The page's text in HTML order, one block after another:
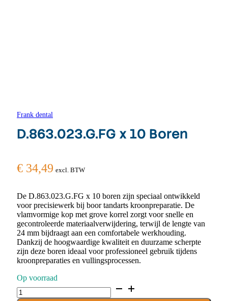
Frank dental
D.863.023.G.FG x 10 Boren
€ 34,49 excl. BTW
De D.863.023.G.FG x 10 boren zijn speciaal ontwikkeld
voor precisiewerk bij boor tandarts kroonpreparatie. De
vlamvormige kop met grove korrel zorgt voor snelle en
gecontroleerde materiaalverwijdering, terwijl de lengte van
24 mm bijdraagt aan een comfortabele werkhouding.
Dankzij de hoogwaardige kwaliteit en duurzame scherpte
zijn deze boren ideaal voor professioneel gebruik tijdens
kroonpreparaties en vullingsprocessen.
Op voorraad
D.863.023.G.FG
x